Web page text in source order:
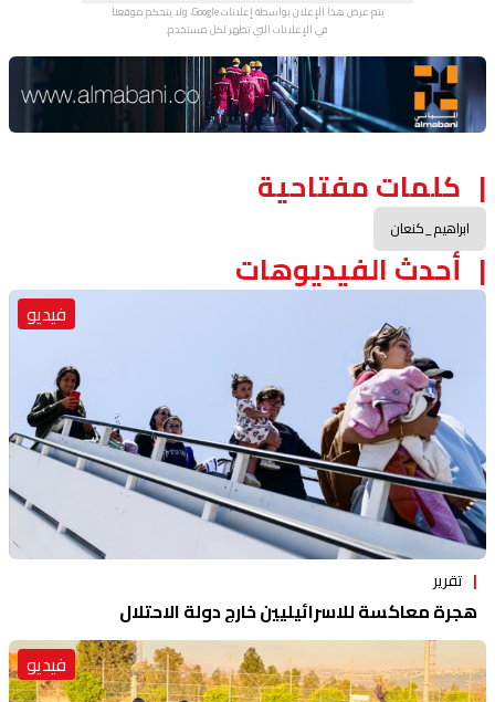
يتم عرض هذا الإعلان بواسطة إعلانات Google، ولا يتحكم موقعنا
في الإعلانات التي تظهر لكل مستخدم.
Advertisement Section
كلمات مفتاحية
ابراهيم_كنعان
أحدث الفيديوهات
فيديو
تقرير
هجرة معاكسة للاسرائيليين خارج دولة الاحتلال
فيديو